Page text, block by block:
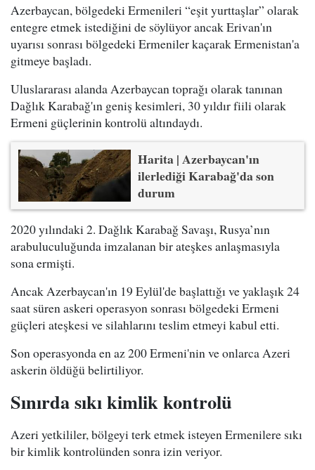
Azerbaycan, bölgedeki Ermenileri “eşit yurttaşlar” olarak
entegre etmek istediğini de söylüyor ancak Erivan'ın
uyarısı sonrası bölgedeki Ermeniler kaçarak Ermenistan'a
gitmeye başladı.
Uluslararası alanda Azerbaycan toprağı olarak tanınan
Dağlık Karabağ'ın geniş kesimleri, 30 yıldır fiili olarak
Ermeni güçlerinin kontrolü altındaydı.
Harita | Azerbaycan'ın
ilerlediği Karabağ'da son
durum
2020 yılındaki 2. Dağlık Karabağ Savaşı, Rusya’nın
arabuluculuğunda imzalanan bir ateşkes anlaşmasıyla
sona ermişti.
Ancak Azerbaycan'ın 19 Eylül'de başlattığı ve yaklaşık 24
saat süren askeri operasyon sonrası bölgedeki Ermeni
güçleri ateşkesi ve silahlarını teslim etmeyi kabul etti.
Son operasyonda en az 200 Ermeni'nin ve onlarca Azeri
askerin öldüğü belirtiliyor.
Sınırda sıkı kimlik kontrolü
Azeri yetkililer, bölgeyi terk etmek isteyen Ermenilere sıkı
bir kimlik kontrolünden sonra izin veriyor.